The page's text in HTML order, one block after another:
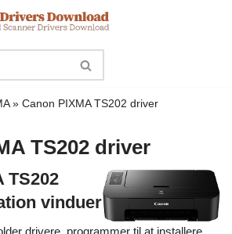
» Canon PIXMA TS202 driver
TS202 driver
TS202
vinduer